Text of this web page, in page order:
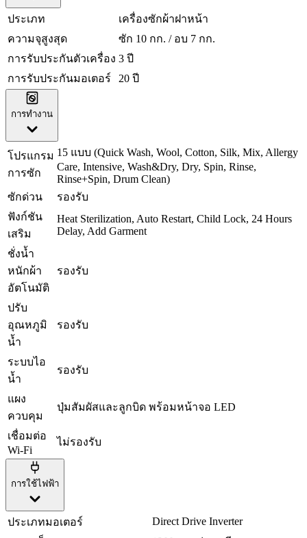
ประเภท
เครื่องซักผ้าฝาหน้า
ความจุสูงสุด
ซัก 10 กก. / อบ 7 กก.
การรับประกันตัวเครื่อง 3 ปี
การรับประกันมอเตอร์
20 ปี
การทำงาน
โปรแกรม
การซัก
15 แบบ (Quick Wash, Wool, Cotton, Silk, Mix, Allergy
Care, Intensive, Wash&Dry, Dry, Spin, Rinse,
Rinse+Spin, Drum Clean)
ซักด่วน
รองรับ
ฟังก์ชัน
เสริม
Heat Sterilization, Auto Restart, Child Lock, 24 Hours
Delay, Add Garment
ชั่งน้ำ
หนักผ้า
อัตโนมัติ
รองรับ
ปรับ
อุณหภูมิ
น้ำ
รองรับ
ระบบไอ
น้ำ
รองรับ
แผง
ควบคุม
ปุ่มสัมผัสและลูกบิด พร้อมหน้าจอ LED
เชื่อมต่อ
Wi-Fi
ไม่รองรับ
การใช้ไฟฟ้า
ประเภทมอเตอร์
Direct Drive Inverter